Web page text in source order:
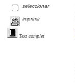
seleccionar
imprimir
Text complet